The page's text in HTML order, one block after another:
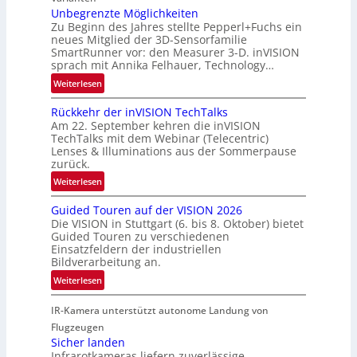
a
u
m
f
a
h
r
t
t
e
c
h
i
k
t
n
e
r
s
c
h
a
f
t
i
s
c
h
e
n
4
K
-
M
e
Unbegrenzte Möglichkeiten
Zu Beginn des Jahres stellte Pepperl+Fuchs ein
neues Mitglied der 3D-Sensorfamilie
SmartRunner vor: den Measurer 3-D. inVISION
sprach mit Annika Felhauer, Technology…
Weiterlesen:
U
n
b
e
g
r
e
z
t
e
M
ö
g
l
i
c
Rückkehr der inVISION TechTalks
Am 22. September kehren die inVISION
TechTalks mit dem Webinar (Telecentric)
Lenses & Illuminations aus der Sommerpause
zurück.
Weiterlesen:
R
ü
c
k
k
e
h
d
e
r
Guided Touren auf der VISION 2026
Die VISION in Stuttgart (6. bis 8. Oktober) bietet
Guided Touren zu verschiedenen
Einsatzfeldern der industriellen
Bildverarbeitung an.
Weiterlesen:
G
u
i
d
IR-Kamera unterstützt autonome Landung von
Flugzeugen
Sicher landen